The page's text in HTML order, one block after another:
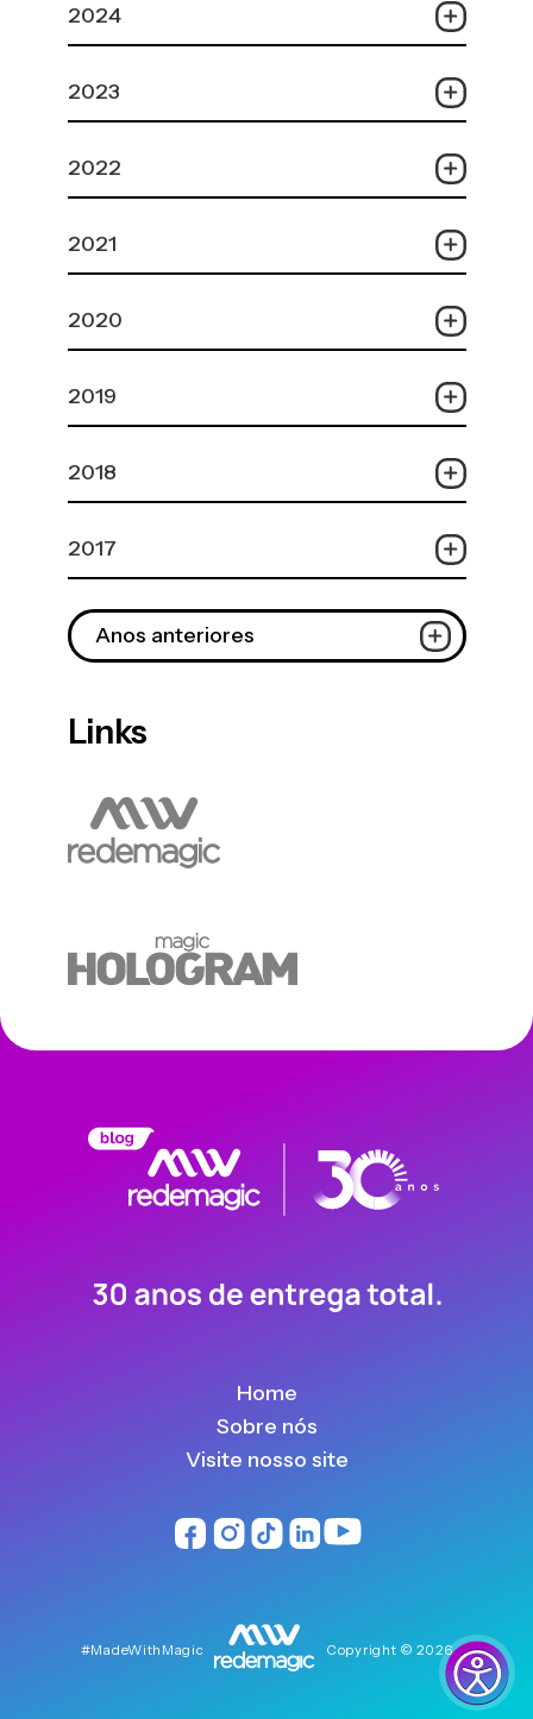
2024
2023
2022
2021
2020
2019
2018
2017
Anos anteriores
Links
Home
Sobre nós
Visite nosso site
#MadeWithMagic Copyright © 2026